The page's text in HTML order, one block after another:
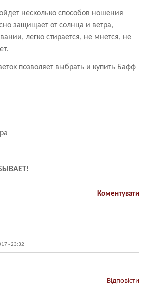
несколько способов ношения
защищает от солнца и ветра,
легко стирается, не мнется, не
позволяет выбрать и купить Бафф
Коментувати
- 23:32
Відповісти